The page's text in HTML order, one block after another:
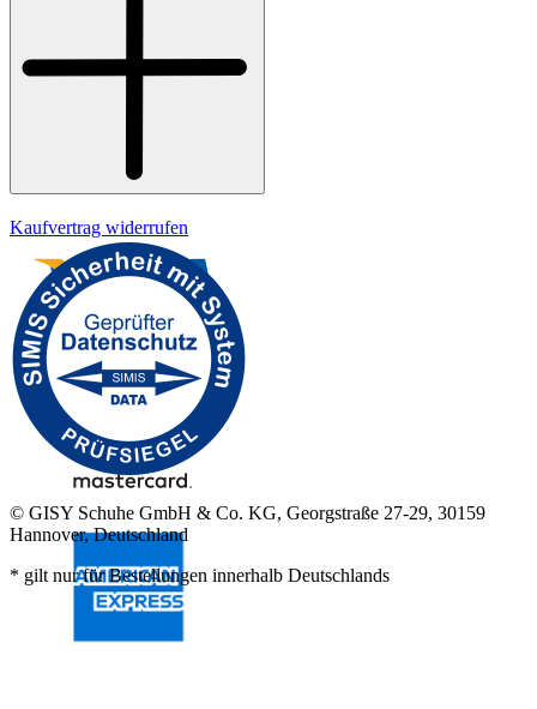
Kaufvertrag widerrufen
© GISY Schuhe GmbH & Co. KG, Georgstraße 27-29, 30159
Hannover, Deutschland
* gilt nur für Bestellungen innerhalb Deutschlands